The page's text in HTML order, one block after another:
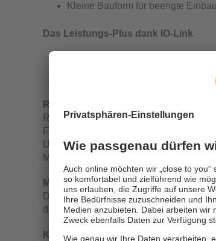
Kleine Bauform für beengte
Das Leistungs-Plus dank IO-Link
Komfortable Parametrierung über
Robust und zuverlässig
Rauen Umgebungesbedingungen oder
Füllstandtransmitter zuverlässig. Dank
Umgebungen einbaubar. Die digitale
Messwertübertragung.
Modular zum Erfolg
Durch die Möglichkeit, die
die Lagerhaltung und vereinfacht den
Komfortabel einstellbar